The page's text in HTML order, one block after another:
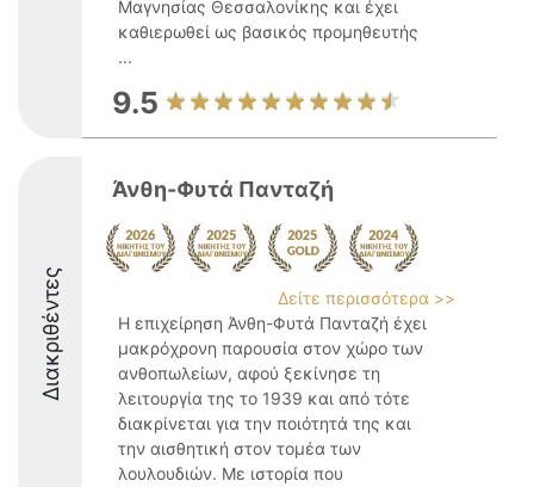
Μαγνησίας Θεσσαλονίκης και έχει
καθιερωθεί ως βασικός προμηθευτής
...
9.5
Διακριθέντες
Άνθη-Φυτά Πανταζή
Δείτε περισσότερα >>
Η επιχείρηση Άνθη-Φυτά Πανταζή έχει
μακρόχρονη παρουσία στον χώρο των
ανθοπωλείων, αφού ξεκίνησε τη
λειτουργία της το 1939 και από τότε
διακρίνεται για την ποιότητά της και
την αισθητική στον τομέα των
λουλουδιών. Με ιστορία που